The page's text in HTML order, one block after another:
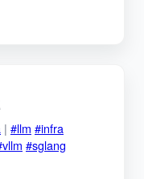
| #llm #infra
#sglang